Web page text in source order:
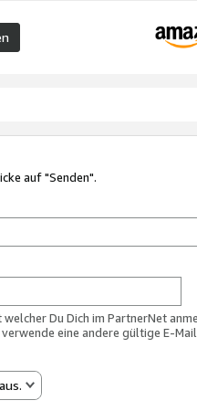
auf "Senden".
Du Dich im PartnerNet
eine andere gültige E-